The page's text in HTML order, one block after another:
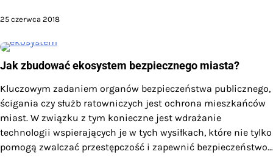
25 czerwca 2018
Jak zbudować ekosystem bezpiecznego miasta?
Kluczowym zadaniem organów bezpieczeństwa publicznego,
ścigania czy służb ratowniczych jest ochrona mieszkańców
miast. W związku z tym konieczne jest wdrażanie
technologii wspierających je w tych wysiłkach, które nie tylko
pomogą zwalczać przestępczość i zapewnić bezpieczeństwo…